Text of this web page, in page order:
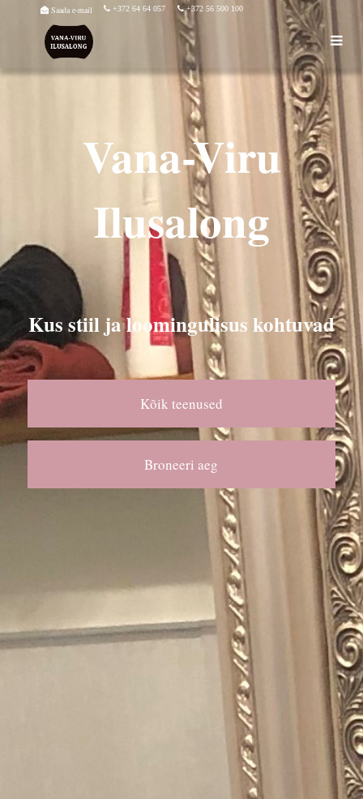
Saada e-mail +372 64 64 057 +372 56 500 100
Vana-Viru
Ilusalong
Kus stiil ja loomingulisus kohtuvad
Kõik teenused
Broneeri aeg